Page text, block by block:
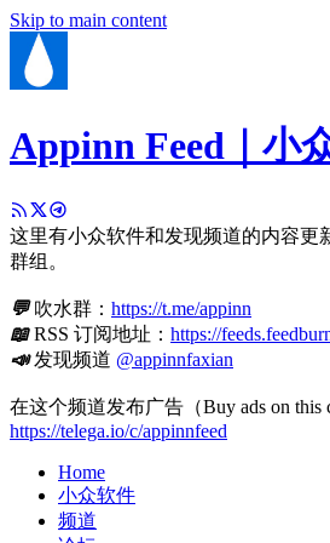
Skip to main content
Appinn Feed｜小
这里有小众软件和发现频道的内容更
群组。
💬吹水群： https://t.me/appinn
📖RSS 订阅地址： https://
📣发现频道 @appinnfaxian
在这个频道发布广告（Buy ads on this
https://telega.io/c/appinnfeed
Home
小众软件
频道